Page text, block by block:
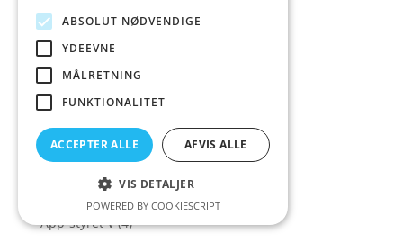
Anus - Masturbator
Apollo
App
App-styrede vibratorer
App-styret (1)
App-styret sexlegetøj
(86)
App-styret V (4)
ABSOLUT NØDVENDIGE
YDEEVNE
MÅLRETNING
FUNKTIONALITET
ACCEPTER ALLE AFVIS ALLE
VIS DETALJER
POWERED BY COOKIESCRIPT